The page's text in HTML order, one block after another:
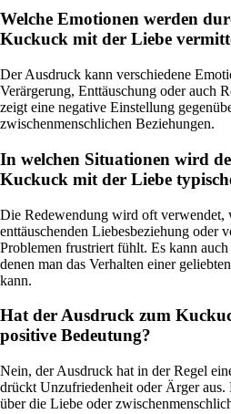
Welche Emotionen werden
Kuckuck mit der Liebe
Der Ausdruck kann verschiedene
Verärgerung, Enttäuschung oder auch
zeigt eine negative Einstellung
zwischenmenschlichen Beziehungen.
In welchen Situationen wird
Kuckuck mit der Liebe
Die Redewendung wird oft verwendet,
enttäuschenden Liebesbeziehung oder
Problemen frustriert fühlt. Es kann
denen man das Verhalten einer
kann.
Hat der Ausdruck zum
positive Bedeutung?
Nein, der Ausdruck hat in der Regel
drückt Unzufriedenheit oder Ärger
über die Liebe oder